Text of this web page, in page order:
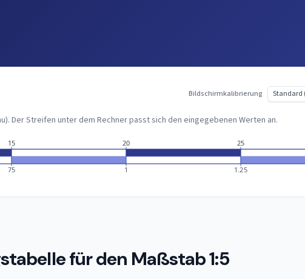
Bildschirmkalibrierung
Der Streifen unter dem Rechner passt sich den eingegebenen Werten an.
15
75
20
1
25
1.25
für den Maßstab 1:5